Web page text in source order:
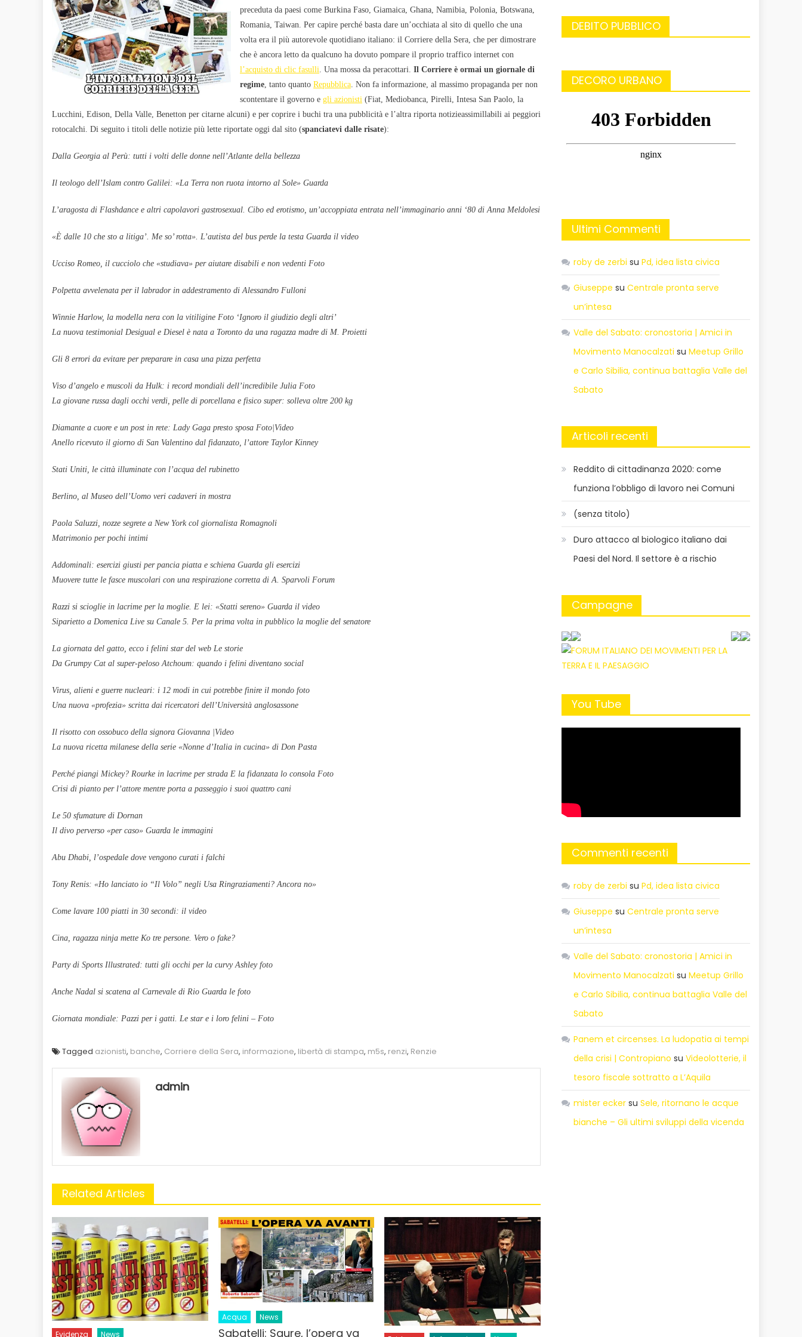
preceduta da paesi come Burkina Faso, Giamaica, Ghana, Namibia, Polonia, Botswana,
Romania, Taiwan. Per capire perché basta dare un’occhiata al sito di quello che una
volta era il più autorevole quotidiano italiano: il Corriere della Sera, che per dimostrare
che è ancora letto da qualcuno ha dovuto pompare il proprio traffico internet con
l’acquisto di clic fasulli . Una mossa da peracottari. Il Corriere è ormai un giornale di
regime , tanto quanto Repubblica . Non fa informazione, al massimo propaganda per non
scontentare il governo e gli azionisti (Fiat, Mediobanca, Pirelli, Intesa San Paolo, la
Lucchini, Edison, Della Valle, Benetton per citarne alcuni) e per coprire i buchi tra una pubblicità e l’altra riporta notizieassimillabili ai peggiori
rotocalchi. Di seguito i titoli delle notizie più lette riportate oggi dal sito (spanciatevi dalle risate):
Dalla Georgia al Perù: tutti i volti delle donne nell’Atlante della bellezza
Il teologo dell’Islam contro Galilei: «La Terra non ruota intorno al Sole» Guarda
L’aragosta di Flashdance e altri capolavori gastrosexual. Cibo ed erotismo, un’accoppiata entrata nell’immaginario anni ‘80 di Anna Meldolesi
«È dalle 10 che sto a litiga’. Me so’ rotta». L’autista del bus perde la testa Guarda il video
Ucciso Romeo, il cucciolo che «studiava» per aiutare disabili e non vedenti Foto
Polpetta avvelenata per il labrador in addestramento di Alessandro Fulloni
Winnie Harlow, la modella nera con la vitiligine Foto ‘Ignoro il giudizio degli altri’
La nuova testimonial Desigual e Diesel è nata a Toronto da una ragazza madre di M. Proietti
Gli 8 errori da evitare per preparare in casa una pizza perfetta
Viso d’angelo e muscoli da Hulk: i record mondiali dell’incredibile Julia Foto
La giovane russa dagli occhi verdi, pelle di porcellana e fisico super: solleva oltre 200 kg
Diamante a cuore e un post in rete: Lady Gaga presto sposa Foto|Video
Anello ricevuto il giorno di San Valentino dal fidanzato, l’attore Taylor Kinney
Stati Uniti, le città illuminate con l’acqua del rubinetto
Berlino, al Museo dell’Uomo veri cadaveri in mostra
Paola Saluzzi, nozze segrete a New York col giornalista Romagnoli
Matrimonio per pochi intimi
Addominali: esercizi giusti per pancia piatta e schiena Guarda gli esercizi
Muovere tutte le fasce muscolari con una respirazione corretta di A. Sparvoli Forum
Razzi si scioglie in lacrime per la moglie. E lei: «Statti sereno» Guarda il video
Siparietto a Domenica Live su Canale 5. Per la prima volta in pubblico la moglie del senatore
La giornata del gatto, ecco i felini star del web Le storie
Da Grumpy Cat al super-peloso Atchoum: quando i felini diventano social
Virus, alieni e guerre nucleari: i 12 modi in cui potrebbe finire il mondo foto
Una nuova «profezia» scritta dai ricercatori dell’Università anglosassone
Il risotto con ossobuco della signora Giovanna |Video
La nuova ricetta milanese della serie «Nonne d’Italia in cucina» di Don Pasta
Perché piangi Mickey? Rourke in lacrime per strada E la fidanzata lo consola Foto
Crisi di pianto per l’attore mentre porta a passeggio i suoi quattro cani
Le 50 sfumature di Dornan
Il divo perverso «per caso» Guarda le immagini
Abu Dhabi, l’ospedale dove vengono curati i falchi
Tony Renis: «Ho lanciato io “Il Volo” negli Usa Ringraziamenti? Ancora no»
Come lavare 100 piatti in 30 secondi: il video
Cina, ragazza ninja mette Ko tre persone. Vero o fake?
Party di Sports Illustrated: tutti gli occhi per la curvy Ashley foto
Anche Nadal si scatena al Carnevale di Rio Guarda le foto
Giornata mondiale: Pazzi per i gatti. Le star e i loro felini – Foto
Tagged azionisti, banche, Corriere della Sera, informazione, libertà di stampa, m5s, renzi, Renzie
admin
Related Articles
Evidenza News
Acqua News
Sabatelli: Saure, l’opera va
DEBITO PUBBLICO
DECORO URBANO
Ultimi Commenti
roby de zerbi suPd, idea lista civica
Giuseppe suCentrale pronta serve
un’intesa
Valle del Sabato: cronostoria | Amici in
Movimento Manocalzati suMeetup Grillo
e Carlo Sibilia, continua battaglia Valle del
Sabato
Articoli recenti
Reddito di cittadinanza 2020: come
funziona l’obbligo di lavoro nei Comuni
(senza titolo)
Duro attacco al biologico italiano dai
Paesi del Nord. Il settore è a rischio
Campagne
You Tube
Commenti recenti
roby de zerbi suPd, idea lista civica
Giuseppe suCentrale pronta serve
un’intesa
Valle del Sabato: cronostoria | Amici in
Movimento Manocalzati suMeetup Grillo
e Carlo Sibilia, continua battaglia Valle del
Sabato
Panem et circenses. La ludopatia ai tempi
della crisi | Contropiano suVideolotterie, il
tesoro fiscale sottratto a L’Aquila
mister ecker suSele, ritornano le acque
bianche – Gli ultimi sviluppi della vicenda